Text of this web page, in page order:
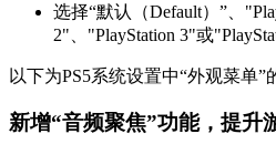
选择“默认（Default）”、
2"、"PlayStation 3"或
以下为PS5系统设置中“外观菜单”
新增“音频聚焦”功能，提升